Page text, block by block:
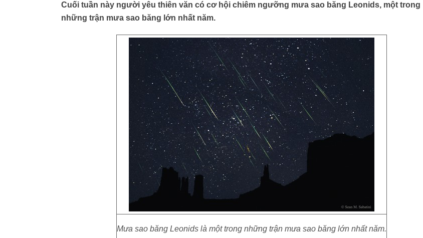
Cuối tuần này người yêu thiên văn có cơ hội chiêm ngưỡng mưa sao băng Leonids, một trong
những trận mưa sao băng lớn nhất năm.
Mưa sao băng Leonids là một trong những trận mưa sao băng lớn nhất năm.